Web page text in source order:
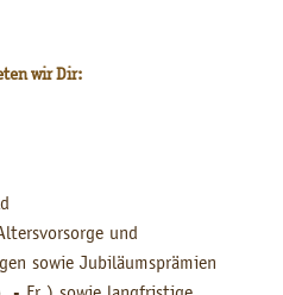
wir Dir:
und
sowie Jubiläumsprämien